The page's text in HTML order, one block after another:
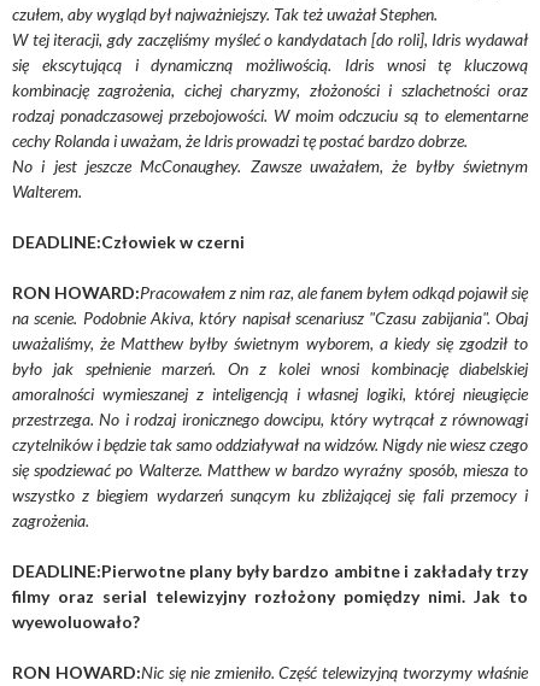
czułem, aby wygląd był najważniejszy. Tak też uważał Stephen.
W tej iteracji, gdy zaczęliśmy myśleć o kandydatach [do roli], Idris wydawał
się ekscytującą i dynamiczną możliwością. Idris wnosi tę kluczową
kombinację zagrożenia, cichej charyzmy, złożoności i szlachetności oraz
rodzaj ponadczasowej przebojowości. W moim odczuciu są to elementarne
cechy Rolanda i uważam, że Idris prowadzi tę postać bardzo dobrze.
No i jest jeszcze McConaughey. Zawsze uważałem, że byłby świetnym
Walterem.
DEADLINE:Człowiek w czerni
RON HOWARD:Pracowałem z nim raz, ale fanem byłem odkąd pojawił się
na scenie. Podobnie Akiva, który napisał scenariusz "Czasu zabijania". Obaj
uważaliśmy, że Matthew byłby świetnym wyborem, a kiedy się zgodził to
było jak spełnienie marzeń. On z kolei wnosi kombinację diabelskiej
amoralności wymieszanej z inteligencją i własnej logiki, której nieugięcie
przestrzega. No i rodzaj ironicznego dowcipu, który wytrącał z równowagi
czytelników i będzie tak samo oddziaływał na widzów. Nigdy nie wiesz czego
się spodziewać po Walterze. Matthew w bardzo wyraźny sposób, miesza to
wszystko z biegiem wydarzeń sunącym ku zbliżającej się fali przemocy i
zagrożenia.
DEADLINE:Pierwotne plany były bardzo ambitne i zakładały trzy
filmy oraz serial telewizyjny rozłożony pomiędzy nimi. Jak to
wyewoluowało?
RON HOWARD:Nic się nie zmieniło. Część telewizyjną tworzymy właśnie